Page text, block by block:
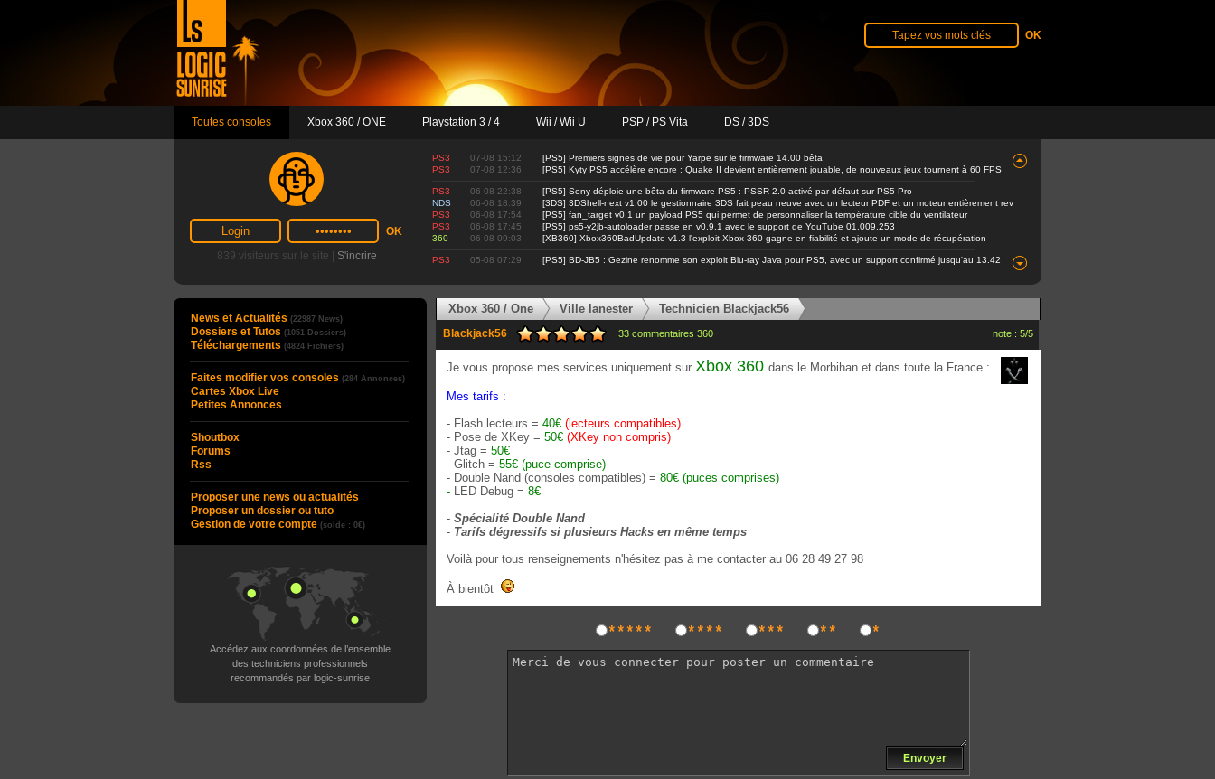
Toutes consoles Xbox 360 / ONE Playstation 3 / 4 Wii / Wii U PSP / PS Vita DS / 3DS
839 visiteurs sur le site | S'incrire
PS3 07-08 15:12
[PS5] Premiers signes de vie pour Yarpe sur le firmware 14.00 bêta
PS3
07-08 12:36 [PS5] Kyty PS5 accélère encore : Quake II devient entièrement jouable, de nouveaux jeux tournent à 60 FPS
PS3 06-08 22:38
[PS5] Sony déploie une bêta du firmware PS5 : PSSR 2.0 activé par défaut sur PS5 Pro
NDS
06-08 18:39
[3DS] 3DShell-next v1.00 le gestionnaire 3DS fait peau neuve avec un lecteur PDF et un moteur entièrement revu
PS3
06-08 17:54
[PS5] fan_target v0.1 un payload PS5 qui permet de personnaliser la température cible du ventilateur
PS3
06-08 17:45
[PS5] ps5-y2jb-autoloader passe en v0.9.1 avec le support de YouTube 01.009.253
360
06-08 09:03 [XB360] Xbox360BadUpdate v1.3 l'exploit Xbox 360 gagne en fiabilité et ajoute un mode de récupération
PS3 05-08 07:29 [PS5] BD-JB5 : Gezine renomme son exploit Blu-ray Java pour PS5, avec un support confirmé jusqu'au 13.42
News et Actualités (22987 News)
Dossiers et Tutos (1051 Dossiers)
Téléchargements (4824 Fichiers)
Faites modifier vos consoles (284 Annonces)
Cartes Xbox Live
Petites Annonces
Shoutbox
Forums
Rss
Proposer une news ou actualités
Proposer un dossier ou tuto
Gestion de votre compte (solde : 0€)
Accédez aux coordonnées de l’ensemble
des techniciens professionnels
recommandés par logic-sunrise
Xbox 360 / One Ville lanester Technicien Blackjack56
Blackjack56 33 commentaires 360 note : 5/5
Je vous propose mes services uniquement sur Xbox 360 dans le Morbihan et dans toute la France :
Mes tarifs :
- Flash lecteurs = 40€ (lecteurs compatibles)
- Pose de XKey = 50€ (XKey non compris)
- Jtag = 50€
- Glitch = 55€ (puce comprise)
- Double Nand (consoles compatibles) = 80€ (puces comprises)
- LED Debug = 8€
- Spécialité Double Nand
- Tarifs dégressifs si plusieurs Hacks en même temps
Voilà pour tous renseignements n'hésitez pas à me contacter au 06 28 49 27 98
À bientôt
***** **** *** ** *
Envoyer